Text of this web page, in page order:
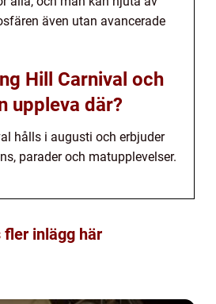
även utan avancerade
Hill Carnival och
uppleva där?
hålls i augusti och erbjuder
parader och matupplevelser.
fler inlägg här